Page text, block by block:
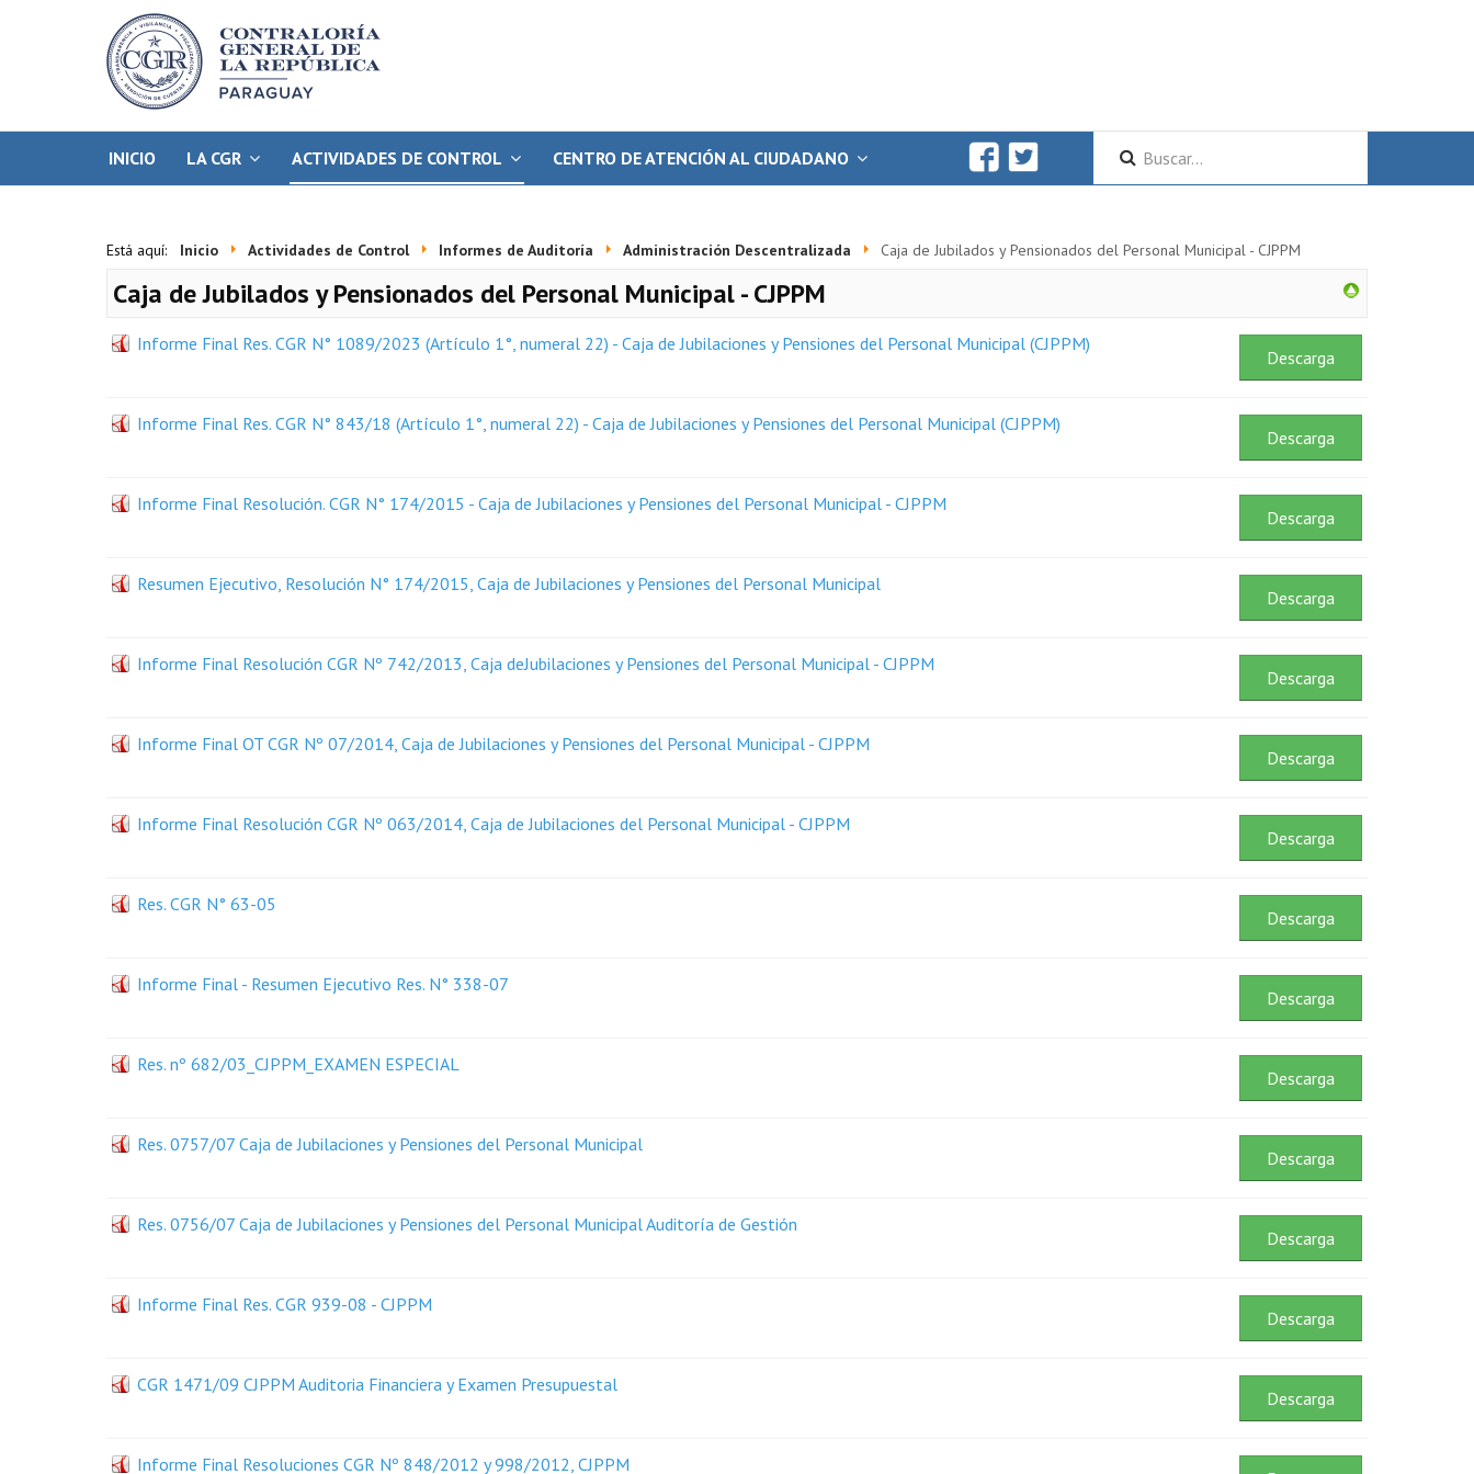
INICIO LA CGR ACTIVIDADES DE CONTROL CENTRO DE ATENCIÓN AL CIUDADANO
Está aquí: Inicio Actividades de Control Informes de Auditoría Administración Descentralizada Caja de Jubilados y Pensionados del Personal Municipal - CJPPM
Caja de Jubilados y Pensionados del Personal Municipal - CJPPM
Informe Final Res. CGR N° 1089/2023 (Artículo 1°, numeral 22) - Caja de Jubilaciones y Pensiones del Personal Municipal (CJPPM)
Descarga
Informe Final Res. CGR N° 843/18 (Artículo 1°, numeral 22) - Caja de Jubilaciones y Pensiones del Personal Municipal (CJPPM)
Descarga
Informe Final Resolución. CGR N° 174/2015 - Caja de Jubilaciones y Pensiones del Personal Municipal - CJPPM
Descarga
Resumen Ejecutivo, Resolución N° 174/2015, Caja de Jubilaciones y Pensiones del Personal Municipal
Descarga
Informe Final Resolución CGR Nº 742/2013, Caja deJubilaciones y Pensiones del Personal Municipal - CJPPM
Descarga
Informe Final OT CGR Nº 07/2014, Caja de Jubilaciones y Pensiones del Personal Municipal - CJPPM
Descarga
Informe Final Resolución CGR Nº 063/2014, Caja de Jubilaciones del Personal Municipal - CJPPM
Descarga
Res. CGR N° 63-05
Descarga
Informe Final - Resumen Ejecutivo Res. N° 338-07
Descarga
Res. nº 682/03_CJPPM_EXAMEN ESPECIAL
Descarga
Res. 0757/07 Caja de Jubilaciones y Pensiones del Personal Municipal
Descarga
Res. 0756/07 Caja de Jubilaciones y Pensiones del Personal Municipal Auditoría de Gestión
Descarga
Informe Final Res. CGR 939-08 - CJPPM
Descarga
CGR 1471/09 CJPPM Auditoria Financiera y Examen Presupuestal
Descarga
Informe Final Resoluciones CGR Nº 848/2012 y 998/2012, CJPPM